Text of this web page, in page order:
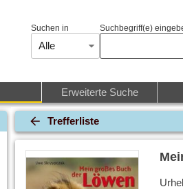
Suchen in
Alle
Suchbegriff(e)
Erweiterte Suche
Trefferliste